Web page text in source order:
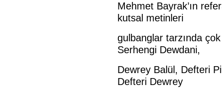
Mehmet Bayrak’ın
kutsal metinleri
gulbanglar tarzında
Serhengi Dewdani,
Dewrey Balül, Defteri
Defteri Dewrey